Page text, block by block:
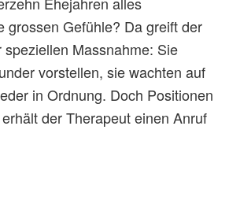
grossen Gefühle? Da greift der
Massnahme: Sie
vorstellen, sie wachten auf
in Ordnung. Doch Positionen
der Therapeut einen Anruf